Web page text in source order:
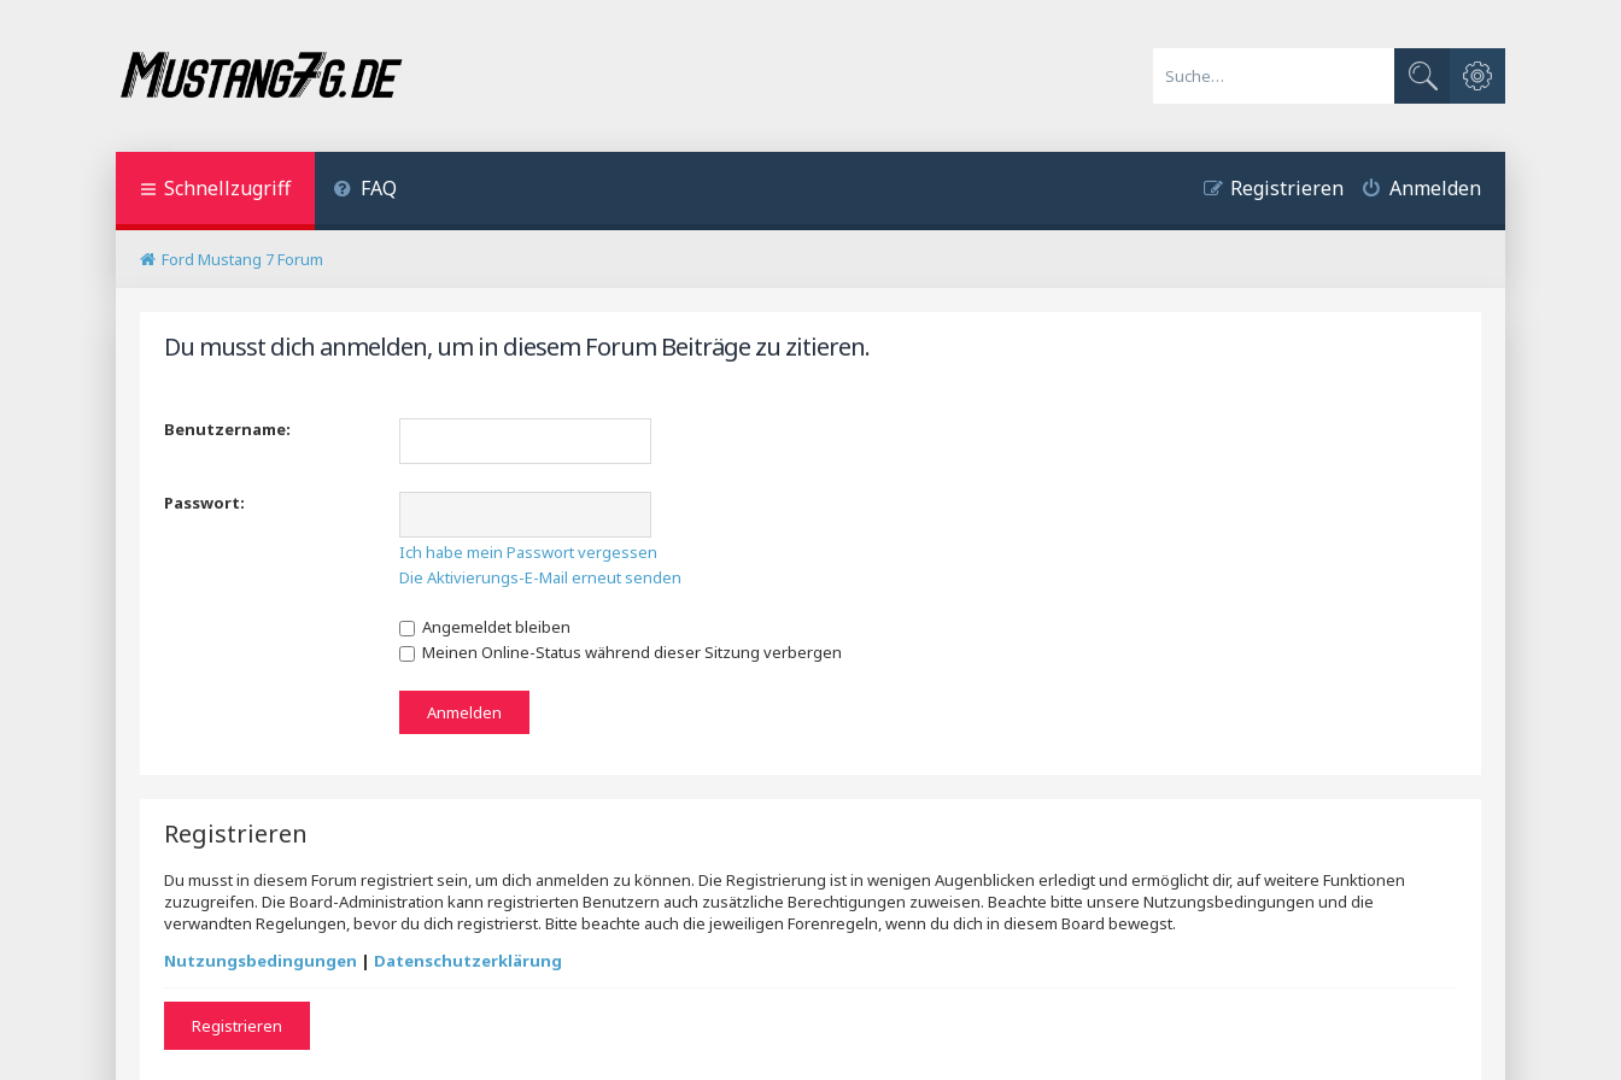
Suche
Erweiterte Suche
Schnellzugriff FAQ Anmelden
Registrieren
Ford Mustang 7 Forum
Du musst dich anmelden, um in diesem Forum Beiträge zu zitieren.
Benutzername:
Passwort:
Ich habe mein Passwort vergessen
Die Aktivierungs-E-Mail erneut senden
Angemeldet bleiben
Meinen Online-Status während dieser Sitzung verbergen
Registrieren
Du musst in diesem Forum registriert sein, um dich anmelden zu können. Die Registrierung ist in wenigen Augenblicken erledigt und ermöglicht dir, auf weitere Funktionen
zuzugreifen. Die Board-Administration kann registrierten Benutzern auch zusätzliche Berechtigungen zuweisen. Beachte bitte unsere Nutzungsbedingungen und die
verwandten Regelungen, bevor du dich registrierst. Bitte beachte auch die jeweiligen Forenregeln, wenn du dich in diesem Board bewegst.
Nutzungsbedingungen | Datenschutzerklärung
Registrieren